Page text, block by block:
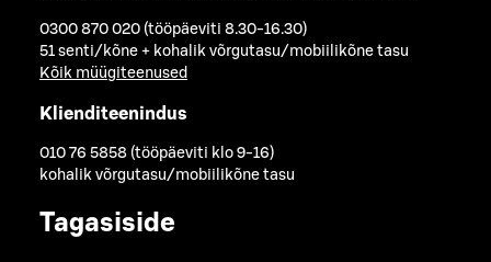
0300 870 020 (tööpäeviti 8.30-16.30)
51 senti/kõne + kohalik võrgutasu/mobiilikõne tasu
Kõik müügiteenused
Klienditeenindus
010 76 5858 (tööpäeviti klo 9-16)
kohalik võrgutasu/mobiilikõne tasu
Tagasiside